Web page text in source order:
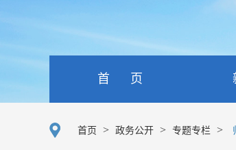
首 页
首页 > 政务公开 > 专题专栏 >